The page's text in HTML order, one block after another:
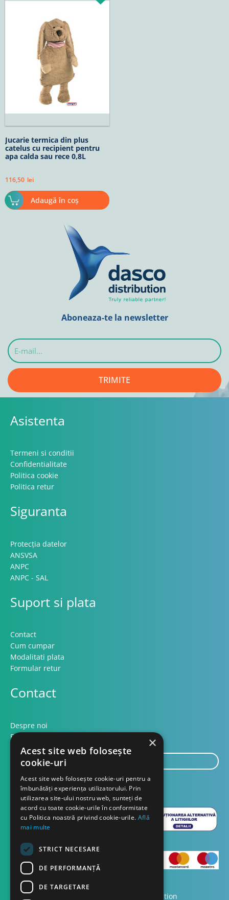
Jucarie termica din plus
catelus cu recipient pentru
apa calda sau rece 0,8L
116,50 lei
Adaugă în coș
Aboneaza-te la newsletter
E-
mail...
TRIMITE
Asistenta
Termeni si conditii
Confidentialitate
Politica cookie
Politica retur
Siguranta
Protecția datelor
ANSVSA
ANPC
ANPC - SAL
Suport si plata
Contact
Cum cumpar
Modalitati plata
Formular retur
Contact
Despre noi
Blog
mail...
TRIMITE
Copyright © 2023 Dasco Distribution
×
Acest site web folosește
cookie-uri
Acest site web folosește cookie-uri pentru a
îmbunătăți experiența utilizatorului. Prin
utilizarea site-ului nostru web, sunteți de
acord cu toate cookie-urile în conformitate
cu Politica noastră privind cookie-urile. Află
mai multe
STRICT NECESARE
DE PERFORMANȚĂ
DE TARGETARE